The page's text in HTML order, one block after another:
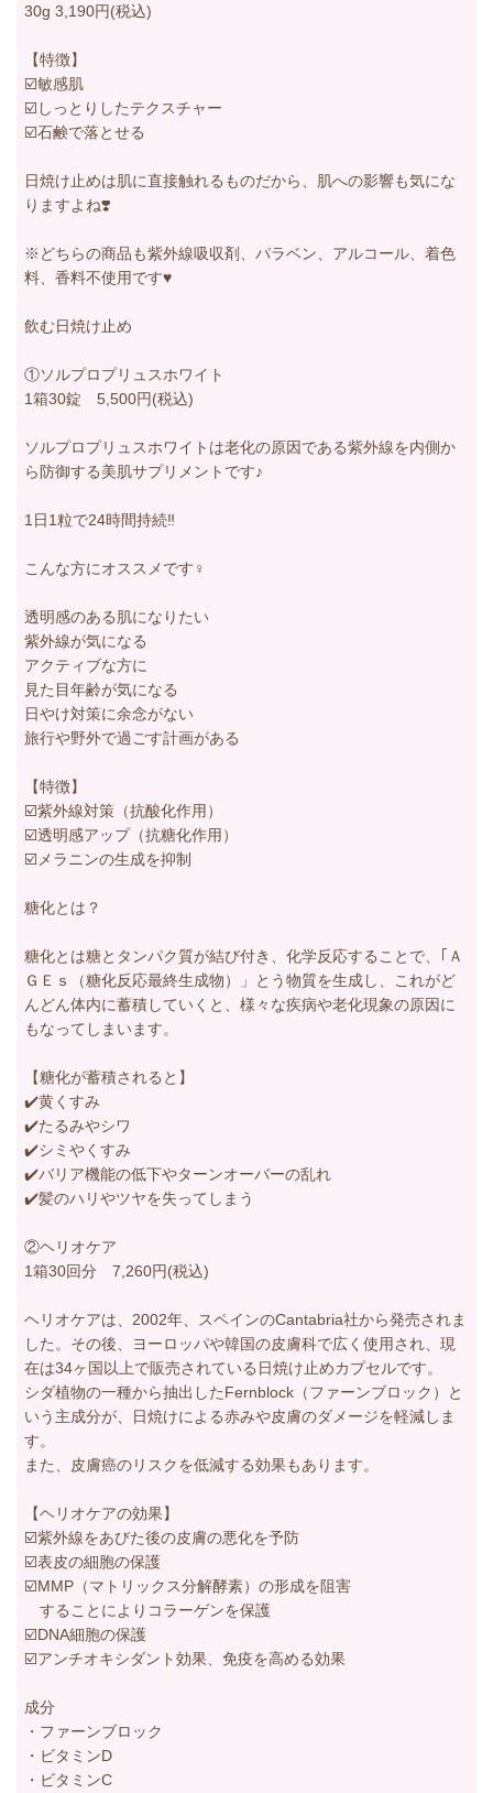
30g 3,190円(税込)
【特徴】
☑️敏感肌
☑️しっとりしたテクスチャー
☑️石鹸で落とせる
日焼け止めは肌に直接触れるものだから、肌への影響も気にな
りますよね❣️
※どちらの商品も紫外線吸収剤、パラベン、アルコール、着色
料、香料不使用です♥
飲む日焼け止め
①ソルプロプリュスホワイト
1箱30錠 5,500円(税込)
ソルプロプリュスホワイトは老化の原因である紫外線を内側か
ら防御する美肌サプリメントです♪
1日1粒で24時間持続‼︎
こんな方にオススメです‍♀️
透明感のある肌になりたい
紫外線が気になる
アクティブな方に
見た目年齢が気になる
日やけ対策に余念がない
旅行や野外で過ごす計画がある
【特徴】
☑️紫外線対策（抗酸化作用）
☑️透明感アップ（抗糖化作用）
☑️メラニンの生成を抑制
糖化とは？
糖化とは糖とタンパク質が結び付き、化学反応することで、｢Ａ
ＧＥｓ（糖化反応最終生成物）」とう物質を生成し、これがど
んどん体内に蓄積していくと、様々な疾病や老化現象の原因に
もなってしまいます。
【糖化が蓄積されると】
✔️黄くすみ
✔️たるみやシワ
✔️シミやくすみ
✔️バリア機能の低下やターンオーバーの乱れ
✔️髪のハリやツヤを失ってしまう
②ヘリオケア
1箱30回分 7,260円(税込)
ヘリオケアは、2002年、スペインのCantabria社から発売されま
した。その後、ヨーロッパや韓国の皮膚科で広く使用され、現
在は34ヶ国以上で販売されている日焼け止めカプセルです。
シダ植物の一種から抽出したFernblock（ファーンブロック）と
いう主成分が、日焼けによる赤みや皮膚のダメージを軽減しま
す。
また、皮膚癌のリスクを低減する効果もあります。
【ヘリオケアの効果】
☑️紫外線をあびた後の皮膚の悪化を予防
☑️表皮の細胞の保護
☑️MMP（マトリックス分解酵素）の形成を阻害
することによりコラーゲンを保護
☑️DNA細胞の保護
☑️アンチオキシダント効果、免疫を高める効果
成分
・ファーンブロック
・ビタミンD
・ビタミンC